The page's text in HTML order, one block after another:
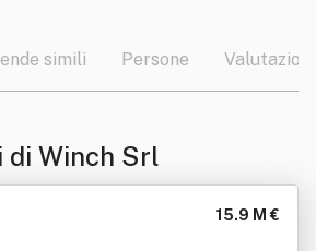
simili Persone Valutazioni
di Winch Srl
15.9 M €